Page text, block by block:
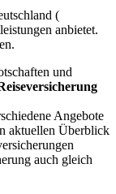
(
anbietet.
und
Angebote
aktuellen Überblick
auch gleich